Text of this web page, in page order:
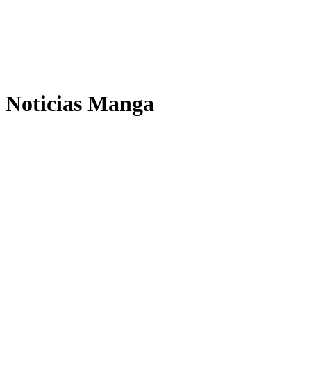
Noticias Manga